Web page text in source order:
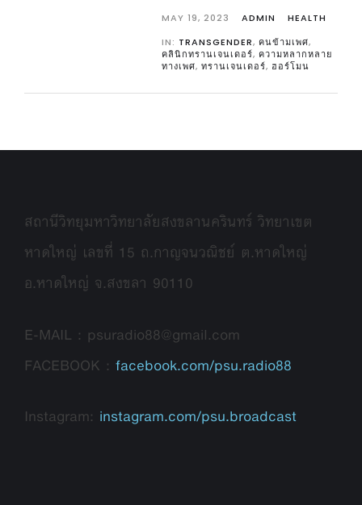
MAY 19, 2023 ADMIN
HEALTH
IN: TRANSGENDER, คนข้ามเพศ,
คลินิกทรานเจนเดอร์, ความหลากหลาย
ทางเพศ, ทรานเจนเดอร์, ฮอร์โมน
สถานีวิทยุมหาวิทยาลัยสงขลานครินทร์ วิทยาเขต
หาดใหญ่ เลขที่ 15 ถ.กาญจนวณิชย์ ต.หาดใหญ่
อ.หาดใหญ่ จ.สงขลา 90110
E-MAIL : psuradio88@gmail.com
FACEBOOK : facebook.com/psu.radio88
Instagram: instagram.com/psu.broadcast